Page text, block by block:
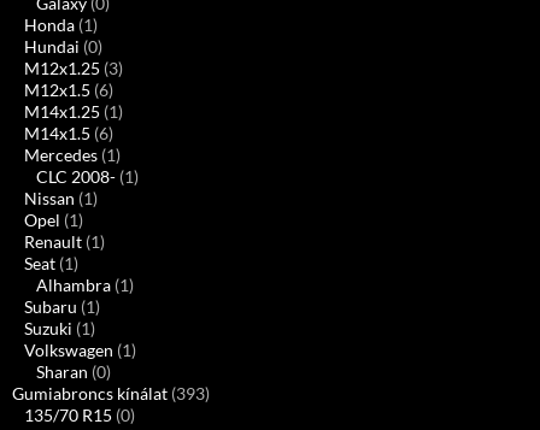
Honda (1)
Hundai (0)
M12x1.25 (3)
M12x1.5 (6)
M14x1.25 (1)
M14x1.5 (6)
Mercedes (1)
CLC 2008- (1)
Nissan (1)
Opel (1)
Renault (1)
Seat (1)
Alhambra (1)
Subaru (1)
Suzuki (1)
Volkswagen (1)
Sharan (0)
Gumiabroncs kínálat (393)
135/70 R15 (0)